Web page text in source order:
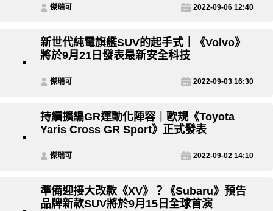
傑瑞可 2022-09-06 12:40
新世代純電旗艦SUV的起手式｜《Volvo》
將於9月21日發表最新安全科技
傑瑞可 2022-09-03 16:30
持續擴編GR運動化陣容｜歐規《Toyota
Yaris Cross GR Sport》正式發表
傑瑞可 2022-09-02 14:10
準備迎接大改款《XV》？《Subaru》預告
品牌新款SUV將於9月15日全球首演